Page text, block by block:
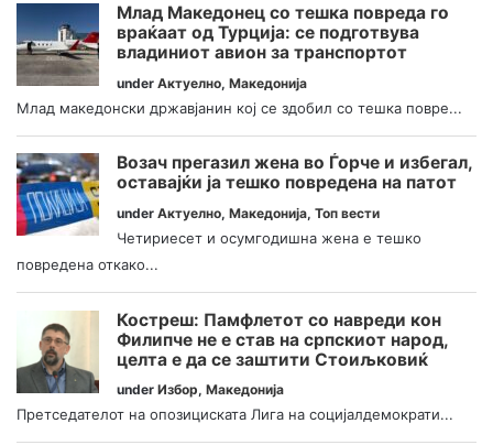
Млад Македонец со тешка повреда го
враќаат од Турција: се подготвува
владиниот авион за транспортот
under Актуелно, Македонија
Млад македонски државјанин кој се здобил со тешка повре...
Возач прегазил жена во Ѓорче и избегал,
оставајќи ја тешко повредена на патот
under Актуелно, Македонија, Топ вести
Четириесет и осумгодишна жена е тешко
повредена откако...
Костреш: Памфлетот со навреди кон
Филипче не е став на српскиот народ,
целта е да се заштити Стоиљковиќ
under Избор, Македонија
Претседателот на опозициската Лига на социјалдемократи...